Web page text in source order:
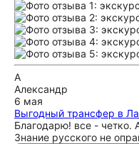
А
Александр
6 мая
Выгодный трансфер в
Благодарю! все - четко.
Знание русского не